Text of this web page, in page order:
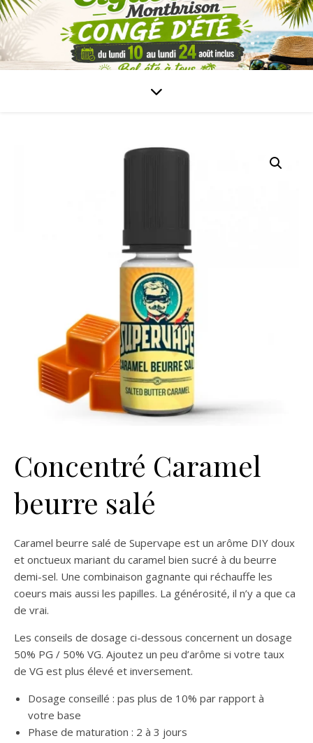
Concentré Caramel
beurre salé
Caramel beurre salé de Supervape est un arôme DIY doux
et onctueux mariant du caramel bien sucré à du beurre
demi-sel. Une combinaison gagnante qui réchauffe les
coeurs mais aussi les papilles. La générosité, il n’y a que ca
de vrai.
Les conseils de dosage ci-dessous concernent un dosage
50% PG / 50% VG. Ajoutez un peu d’arôme si votre taux
de VG est plus élevé et inversement.
Dosage conseillé : pas plus de 10% par rapport à
votre base
Phase de maturation : 2 à 3 jours